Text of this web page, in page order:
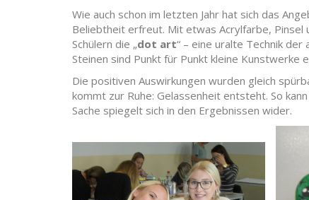
Wie auch schon im letzten Jahr hat sich das
Beliebtheit erfreut. Mit etwas Acrylfarbe, Pinsel
Schülern die „dot art“ – eine uralte Technik
Steinen sind Punkt für Punkt kleine Kunstwerke
Die positiven Auswirkungen wurden gleich
kommt zur Ruhe: Gelassenheit entsteht. So
Sache spiegelt sich in den Ergebnissen wider.